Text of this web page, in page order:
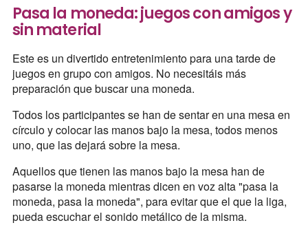
Pasa la moneda: juegos con amigos y
sin material
Este es un divertido entretenimiento para una tarde de
juegos en grupo con amigos. No necesitáis más
preparación que buscar una moneda.
Todos los participantes se han de sentar en una mesa en
círculo y colocar las manos bajo la mesa, todos menos
uno, que las dejará sobre la mesa.
Aquellos que tienen las manos bajo la mesa han de
pasarse la moneda mientras dicen en voz alta "pasa la
moneda, pasa la moneda", para evitar que el que la liga,
pueda escuchar el sonido metálico de la misma.